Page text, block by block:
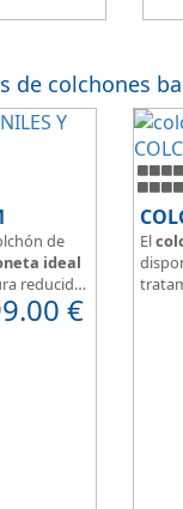
de colchones
de
ideal
reducida.
HR .€
El